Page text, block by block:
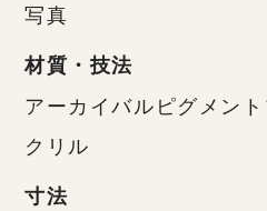
写真
材質・技法
アーカイバルピグメン
クリル
寸法